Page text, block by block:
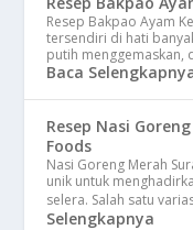
Resep Bakpao Ayam
tersendiri di hati
putih menggemaskan,
Baca
Resep Nasi
Foods
Nasi Goreng Merah
unik untuk
selera. Salah satu
Selengkapnya